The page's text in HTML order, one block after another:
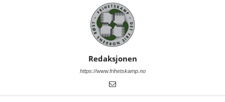
Redaksjonen
https://www.frihetskamp.no